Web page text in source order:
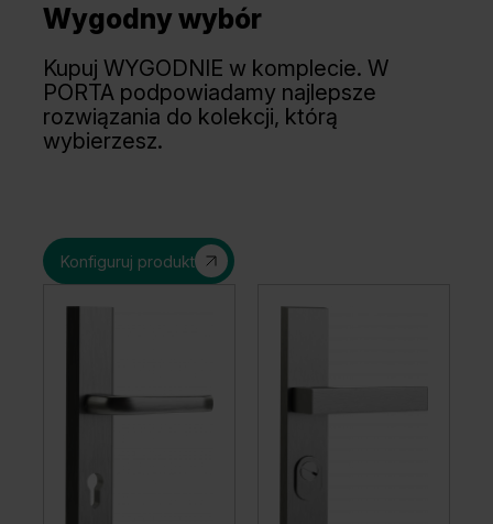
Tabacco Orzech Taupe Matowy
Wygodny wybór
Kupuj WYGODNIE w komplecie. W
PORTA podpowiadamy najlepsze
rozwiązania do kolekcji, którą
wybierzesz.
Konfiguruj produkt